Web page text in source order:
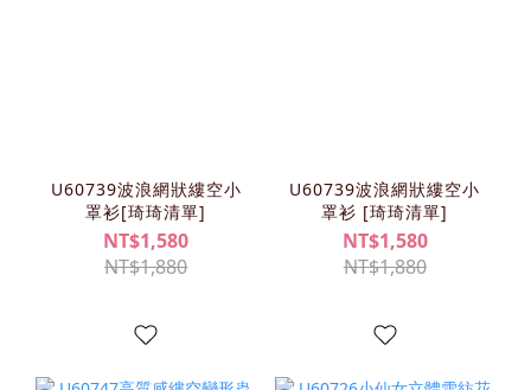
U60739波浪網狀縷空小
罩衫[琦琦清單]
NT$1,580
NT$1,880
U60739波浪網狀縷空小
罩衫 [琦琦清單]
NT$1,580
NT$1,880